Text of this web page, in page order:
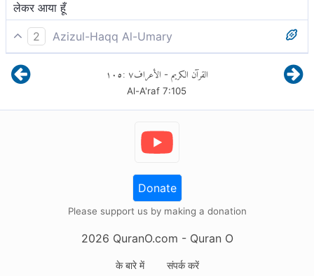
लेकर आया हूँ
2
Azizul-Haqq Al-Umary
मेरे लिए यही योग्य है कि अल्लाह के विषय में सत्य के अतिरिक्त कोई बात
न करूँ। मैं तुम्हारे पास तुम्हारे पालनहार की ओर से खुला प्रमाण लाया
हूँ। इसलिए मेरे साथ बनी इस्राईल[1] को जाने दो।
القرآن الكريم - الأعراف٧:١٠٥
Al-A'raf 7:105
Donate
Please support us by making a donation
2026 QuranO.com - Quran O
के बारे में संपर्क करें